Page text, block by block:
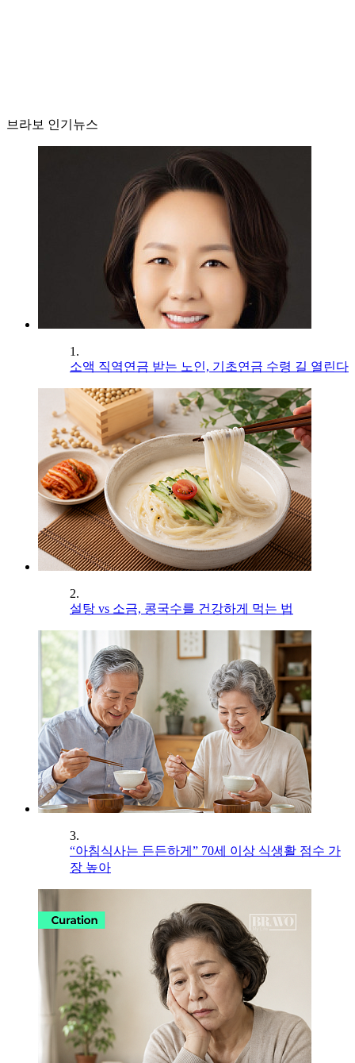
브라보 인기뉴스
1.
소액 직역연금 받는 노인, 기초연금 수령 길 열린다
2.
설탕 vs 소금, 콩국수를 건강하게 먹는 법
3.
“아침식사는 든든하게” 70세 이상 식생활 점수 가
장 높아